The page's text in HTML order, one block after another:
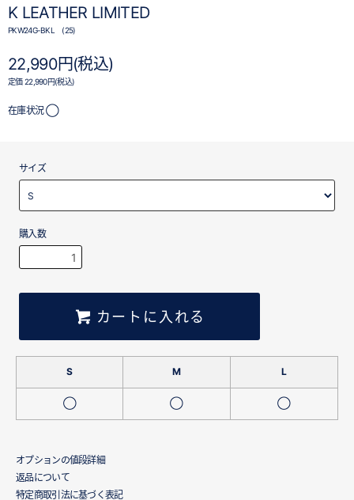
K LEATHER LIMITED
PKW24G-BKL (25)
22,990円(税込)
定価 22,990円(税込)
在庫状況 ◯
サイズ
購入数
カートに入れる
S M L
◯ ◯ ◯
オプションの値段詳細
返品について
特定商取引法に基づく表記